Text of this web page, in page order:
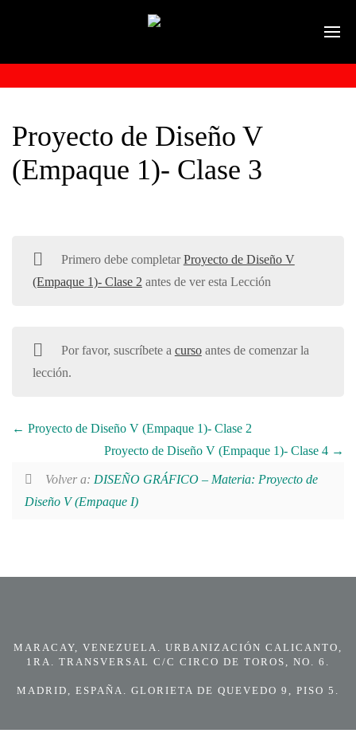
Proyecto de Diseño V
(Empaque 1)- Clase 3
Primero debe completarProyecto de Diseño V
(Empaque 1)- Clase 2 antes de ver esta Lección
Por favor, suscríbete a cursoantes de comenzar la
lección.
Proyecto de Diseño V (Empaque 1)- Clase 2
Proyecto de Diseño V (Empaque 1)- Clase 4
Volver a: DISEÑO GRÁFICO – Materia: Proyecto de
Diseño V (Empaque I)
MARACAY, VENEZUELA. URBANIZACIÓN CALICANTO,
1RA. TRANSVERSAL C/C CIRCO DE TOROS, NO. 6.
MADRID, ESPAÑA. GLORIETA DE QUEVEDO 9, PISO 5.